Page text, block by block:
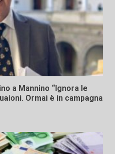
a Mannino “Ignora le
Ormai è in campagna